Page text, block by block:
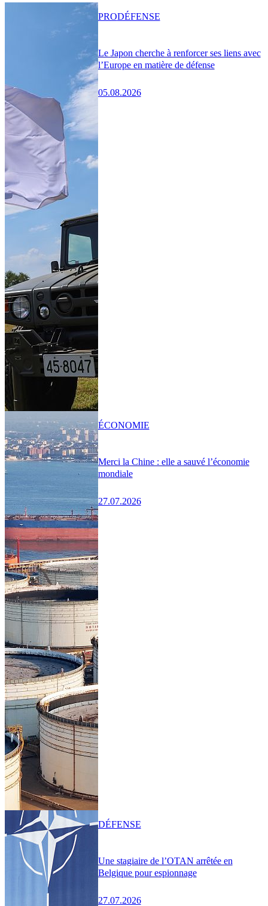
Le Japon cherche à renforcer ses liens avec
l’Europe en matière de défense
05.08.2026
PRODÉFENSE
Merci la Chine : elle a sauvé l’économie
mondiale
27.07.2026
ÉCONOMIE
Une stagiaire de l’OTAN arrêtée en
Belgique pour espionnage
27.07.2026
DÉFENSE